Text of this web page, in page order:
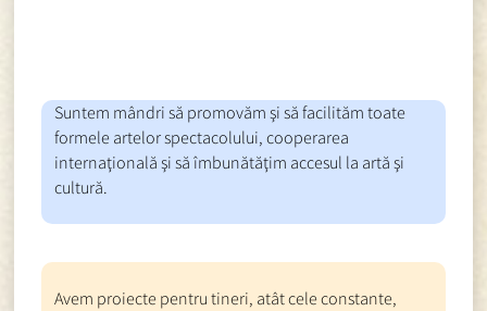
Suntem mândri să promovăm şi să facilităm toate
formele artelor spectacolului, cooperarea
internaţională şi să îmbunătăţim accesul la artă şi
cultură.
Avem proiecte pentru tineri, atât cele constante,